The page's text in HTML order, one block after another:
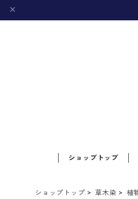
ショップトップ
ショップトップ 草木染 植